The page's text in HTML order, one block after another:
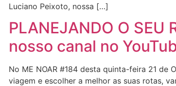
Luciano Peixoto, nossa […]
PLANEJANDO O SEU
nosso canal no
No ME NOAR #184 desta quinta-feira 21
viagem e escolher a melhor as suas rotas,